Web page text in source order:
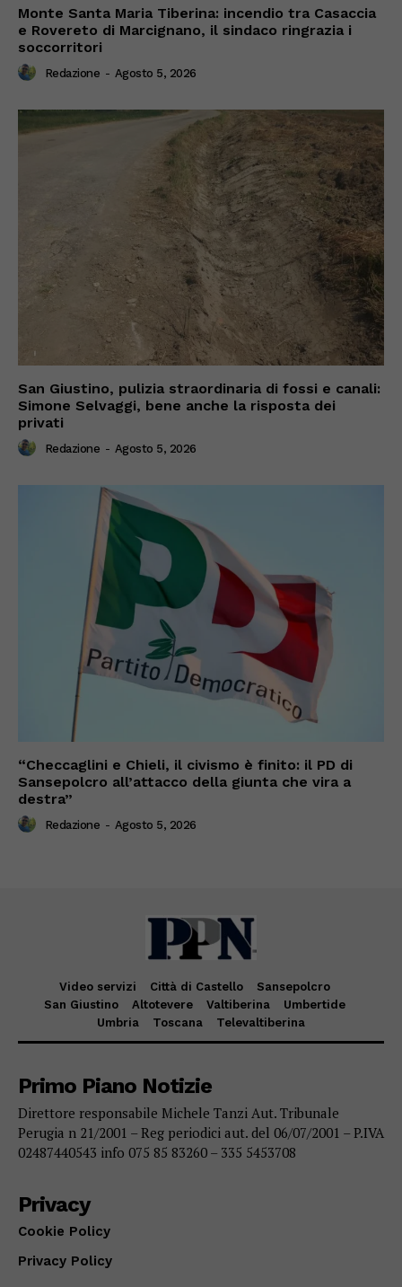
Monte Santa Maria Tiberina: incendio tra Casaccia
e Rovereto di Marcignano, il sindaco ringrazia i
soccorritori
Redazione - Agosto 5, 2026
San Giustino, pulizia straordinaria di fossi e canali:
Simone Selvaggi, bene anche la risposta dei
privati
Redazione - Agosto 5, 2026
“Checcaglini e Chieli, il civismo è finito: il PD di
Sansepolcro all’attacco della giunta che vira a
destra”
Redazione - Agosto 5, 2026
Video servizi Città di Castello
Sansepolcro
San Giustino
Altotevere Valtiberina
Umbertide
Umbria
Toscana Televaltiberina
Primo Piano Notizie
Direttore responsabile Michele Tanzi Aut. Tribunale
Perugia n 21/2001 – Reg periodici aut. del 06/07/2001 – P.IVA
02487440543 info 075 85 83260 – 335 5453708
Privacy
Cookie Policy
Privacy Policy